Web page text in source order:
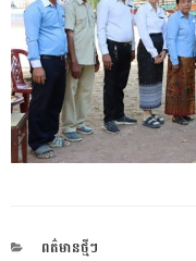
CATEGORIES
ពត៌មានថ្មីៗ